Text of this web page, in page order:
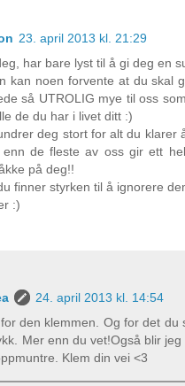
23. april 2013 kl. 21:29
har bare lyst til å gi deg en
kan noen forvente at du skal
så UTROLIG mye til oss
de du har i livet ditt :)
deg stort for alt du klarer
de fleste av oss gir ett
på deg!!
finner styrken til å ignorere
:)
24. april 2013 kl. 14:54
den klemmen. Og for det du
Mer enn du vet!Også blir
Klem din vei <3